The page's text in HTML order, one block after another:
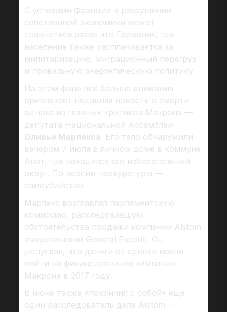
С успехами Франции в разрушении
собственной экономики может
сравниться разве что Германия, где
население также расплачивается за
милитаризацию, миграционный перегруз
и провальную энергетическую политику.
На этом фоне всё больше внимания
привлекает недавняя новость о смерти
одного из главных критиков Макрона —
депутата Национальной Ассамблеи
Оливье Марлекса. Его тело обнаружили
вечером 7 июля в личном доме в коммуне
Анэт, где находился его избирательный
округ. По версии прокуратуры —
самоубийство.
Марлекс возглавлял парламентскую
комиссию, расследовавшую
обстоятельства продажи компании Alstom
американской General Electric. Он
допускал, что деньги от сделки могли
пойти на финансирование кампании
Макрона в 2017 году.
В июне также «покончил с собой» еще
один расследователь дела Alstom —